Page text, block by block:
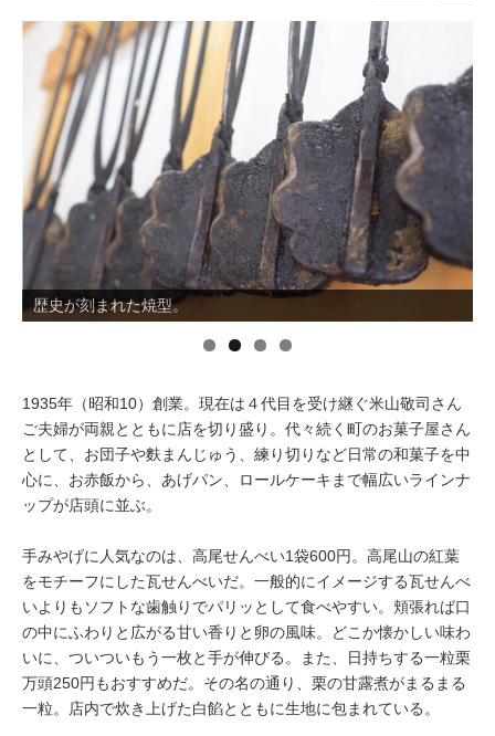
特集
連載
中央線フェス
イベント情報
おしらせ
歴史が刻まれた焼型。
1935年（昭和10）創業。現在は４代目を受け継ぐ米山敬司さん
ご夫婦が両親とともに店を切り盛り。代々続く町のお菓子屋さん
として、お団子や麩まんじゅう、練り切りなど日常の和菓子を中
心に、お赤飯から、あげパン、ロールケーキまで幅広いラインナ
ップが店頭に並ぶ。
手みやげに人気なのは、高尾せんべい1袋600円。高尾山の紅葉
をモチーフにした瓦せんべいだ。一般的にイメージする瓦せんべ
いよりもソフトな歯触りでパリッとして食べやすい。頬張れば口
の中にふわりと広がる甘い香りと卵の風味。どこか懐かしい味わ
いに、ついついもう一枚と手が伸びる。また、日持ちする一粒栗
万頭250円もおすすめだ。その名の通り、栗の甘露煮がまるまる
一粒。店内で炊き上げた白餡とともに生地に包まれている。